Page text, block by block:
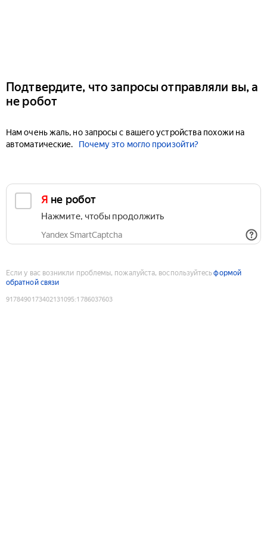
Подтвердите, что запросы отправляли вы, а
не робот
Нам очень жаль, но запросы с вашего устройства похожи на
автоматические.
Почему это могло произойти?
Я не робот
Нажмите, чтобы продолжить
Yandex SmartCaptcha
Если у вас возникли проблемы, пожалуйста, воспользуйтесьформой
обратной связи
9178490173402131095:1786037603